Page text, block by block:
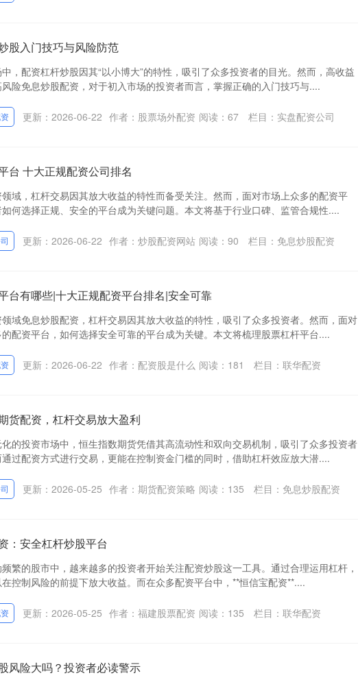
股入门技巧与风险防范
，配资杠杆炒股因其“以小博大”的特性，吸引了众多投资者的目光。然而，高收益
险免息炒股配资，对于初入市场的投资者而言，掌握正确的入门技巧与....
更新：2026-06-22 作者：股票场外配资 阅读： 67 栏目： 实盘配资公司
台 十大正规配资公司排名
域，杠杆交易因其放大收益的特性而备受关注。然而，面对市场上众多的配资平
何选择正规、安全的平台成为关键问题。本文将基于行业口碑、监管合规性....
更新：2026-06-22 作者：炒股配资网站 阅读： 90 栏目： 免息炒股配资
台有哪些|十大正规配资平台排名|安全可靠
域免息炒股配资，杠杆交易因其放大收益的特性，吸引了众多投资者。然而，面对
配资平台，如何选择安全可靠的平台成为关键。本文将梳理股票杠杆平台....
更新：2026-06-22 作者：配资股是什么 阅读： 181 栏目： 联华配资
货配资，杠杆交易放大盈利
的投资市场中，恒生指数期货凭借其高流动性和双向交易机制，吸引了众多投资者
过配资方式进行交易，更能在控制资金门槛的同时，借助杠杆效应放大潜....
更新：2026-05-25 作者：期货配资策略 阅读： 135 栏目： 免息炒股配资
：安全杠杆炒股平台
繁的股市中，越来越多的投资者开始关注配资炒股这一工具。通过合理运用杠杆，
控制风险的前提下放大收益。而在众多配资平台中，**恒信宝配资**....
更新：2026-05-25 作者：福建股票配资 阅读： 135 栏目： 联华配资
风险大吗？投资者必读警示